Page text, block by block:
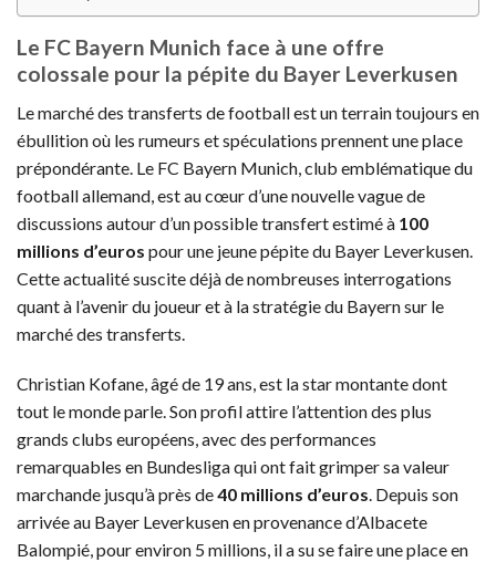
Le FC Bayern Munich face à une offre
colossale pour la pépite du Bayer Leverkusen
Le marché des transferts de football est un terrain toujours en
ébullition où les rumeurs et spéculations prennent une place
prépondérante. Le FC Bayern Munich, club emblématique du
football allemand, est au cœur d’une nouvelle vague de
discussions autour d’un possible transfert estimé à 100
millions d’euros pour une jeune pépite du Bayer Leverkusen.
Cette actualité suscite déjà de nombreuses interrogations
quant à l’avenir du joueur et à la stratégie du Bayern sur le
marché des transferts.
Christian Kofane, âgé de 19 ans, est la star montante dont
tout le monde parle. Son profil attire l’attention des plus
grands clubs européens, avec des performances
remarquables en Bundesliga qui ont fait grimper sa valeur
marchande jusqu’à près de40 millions d’euros. Depuis son
arrivée au Bayer Leverkusen en provenance d’Albacete
Balompié, pour environ 5 millions, il a su se faire une place en